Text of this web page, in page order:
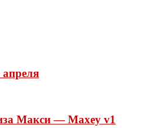
Макси — Maxey v1